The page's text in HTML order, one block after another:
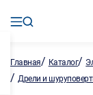
Главная/ Каталог/
/ Дрели и